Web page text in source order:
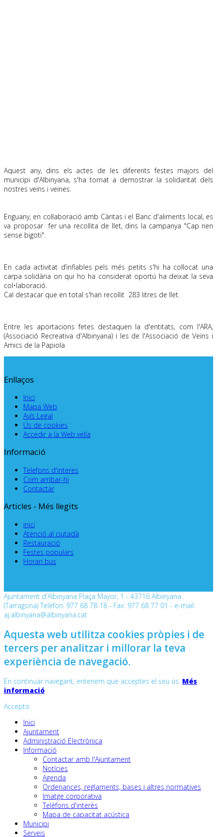
Aquest any, dins els actes de les diferents festes majors del
municipi d'Albinyana, s'ha tornat a demostrar la solidaritat dels
nostres veïns i veïnes.
Enguany, en col·laboració amb Càritas i el Banc d'aliments local, es
va proposar fer una recollita de llet, dins la campanya "Cap nen
sense bigoti".
En cada activitat d’inflables pels més petits s'hi ha col·locat una
carpa solidària on qui ho ha considerat oportú ha deixat la seva
col•laboració.
Cal destacar que en total s'han recollit 283 litres de llet.
Entre les aportacions fetes destaquen la d'entitats, com l'ARA,
(Associació Recreativa d'Albinyana) i les de l'Associació de Veïns i
Amics de la Papiola
Enllaços
Inici
Mapa Web
Avís Legal
Ús de cookies
Accedir a la Web vella
Informació
Telefons d'interes
Com arribar-hi
Contactar
Articles - Més llegits
inici
Atenció al ciutadà
Restauració
Festes populars
Horari bus
Ajuntament d'Albinyana Plaça Mayor, 1 - 43716 Albinyana
(Tarragona) Telèfon: 977 68 78 18 - Fax: 977 68 77 01 - e-mail:
aj.albinyana@albinyana.cat
Aquesta web utilitza cookies pròpies i de
tercers per analitzar i millorar la teva
experiència de navegació.
En continuar navegant, entenem que acceptes el seu ús. Més
informació
Accepto
Inici
Ajuntament
Administració Electrònica
Informació
Contactar amb l'Ajuntament
Notícies
Agenda
Ordenances, reglaments, bases i altres normatives
Imatge corporativa
Telèfons d'interès
Mapa de capacitat acústica
Municipi
Serveis